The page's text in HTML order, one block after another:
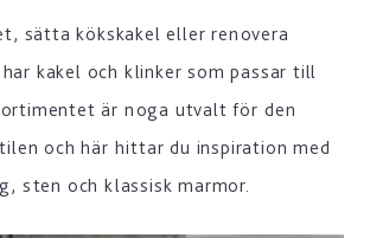
sätta kökskakel eller renovera
kakel och klinker som passar till
är noga utvalt för den
och här hittar du inspiration med
sten och klassisk marmor.